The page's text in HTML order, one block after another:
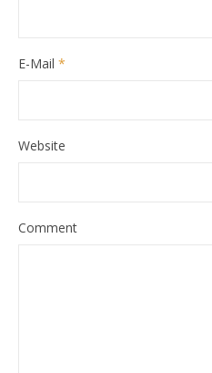
E-Mail *
Website
Comment